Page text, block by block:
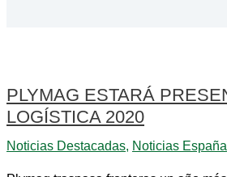
PLYMAG ESTARÁ
LOGÍSTICA 2020
Noticias Destacadas, Noticias España